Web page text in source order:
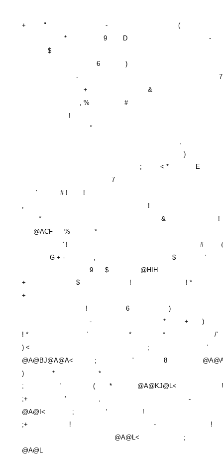
+ " -
(
*
9 D
-
$
6
)
-
7
+
&
, %
#
!
"
,
)
;
< *
E
7
'
# !
!
!
*
&
!
@ACF
%
*
' !
#
G + -
$
'
9
$
@HIH
+
$ !
! *
+
!
6
)
-
* +
)
! *
' * *
/'
) <
;
'
@A@BJ@A@A<
; ' 8
)
*
*
;
' ( * @A@KJ@L<
;+
'
-
@A@I<
; '
!
;+
! -
!
@A@L<
;
@A@L